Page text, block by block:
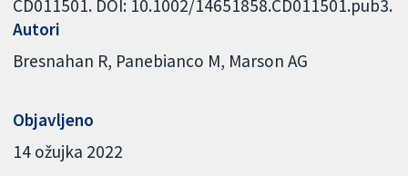
CD011501. DOI: 10.1002/14651858.CD011501.pub3.
Autori
Bresnahan R Panebianco M Marson AG
Objavljeno
14 ožujka 2022